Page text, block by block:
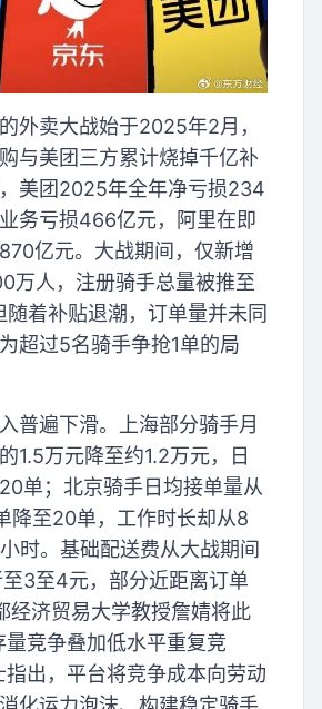
外卖大战始于2025年2月，
与美团三方累计烧掉千亿补
美团2025年全年净亏损234
务亏损466亿元，阿里在即
亿元。大战期间，仅新增
万人，注册骑手总量被推至
着补贴退潮，订单量并未同
超过5名骑手争抢1单的局
普遍下滑。上海部分骑手月
1.5万元降至约1.2万元，日
单；北京骑手日均接单量从
降至20单，工作时长却从8
时。基础配送费从大战期间
3至4元，部分近距离订单
经济贸易大学教授詹婧将此
量竞争叠加低水平重复竞
指出，平台将竞争成本向劳动